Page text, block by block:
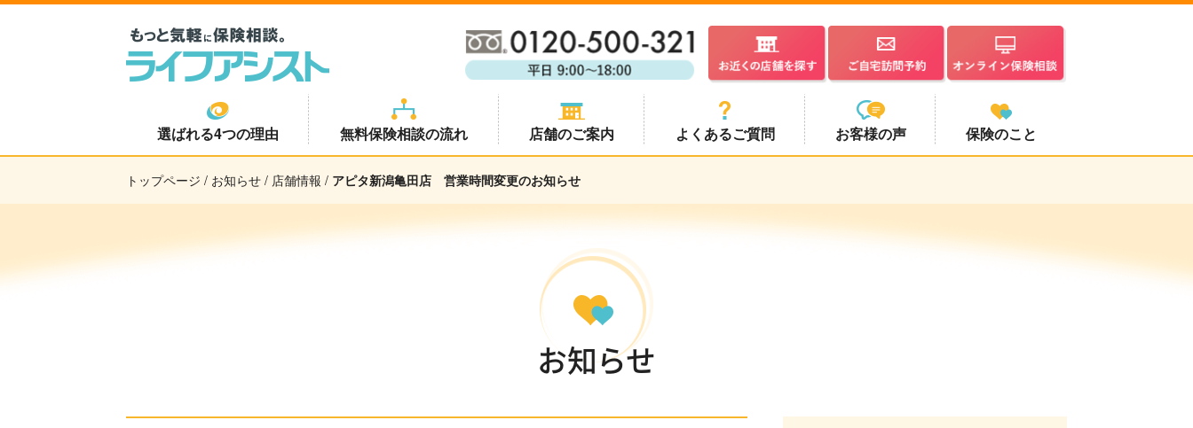
選ばれる4つの理由 無料保険相談の流れ 店舗のご案内 よくあるご質問 お客様の声 保険のこと
トップページ / お知らせ / 店舗情報 / アピタ新潟亀田店 営業時間変更のお知らせ
お知らせ